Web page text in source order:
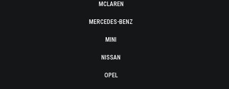
MCLAREN
MERCEDES-BENZ
MINI
NISSAN
OPEL